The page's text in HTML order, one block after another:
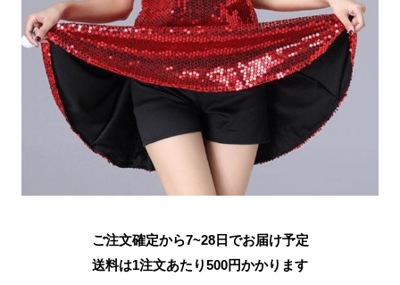
ご注文確定から7~28日でお届け予定
送料は1注文あたり500円かかります